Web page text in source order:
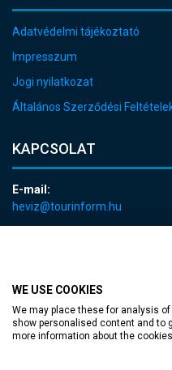
WE USE COOKIES
We may place these for analysis
show personalised content and to
more information about the
Adatvédelmi tájékoztató
Impresszum
Jogi nyilatkozat
Általános Szerződési
KAPCSOLAT
E-mail:
heviz@tourinform.hu